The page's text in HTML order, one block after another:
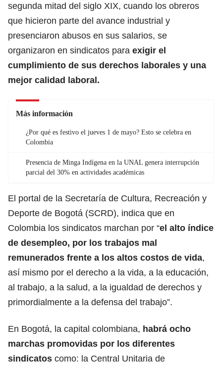
segunda mitad del siglo XIX, cuando los obreros
que hicieron parte del avance industrial y
presenciaron abusos en sus salarios, se
organizaron en sindicatos para exigir el
cumplimiento de sus derechos laborales y una
mejor calidad laboral.
Más información
¿Por qué es festivo el jueves 1 de mayo? Esto se celebra en
Colombia
Presencia de Minga Indígena en la UNAL genera interrupción
parcial del 30% en actividades académicas
El portal de la Secretaría de Cultura, Recreación y
Deporte de Bogotá (SCRD), indica que en
Colombia los sindicatos marchan por “el alto índice
de desempleo, por los trabajos mal
remunerados frente a los altos costos de vida,
así mismo por el derecho a la vida, a la educación,
al trabajo, a la salud, a la igualdad de derechos y
primordialmente a la defensa del trabajo”.
En Bogotá, la capital colombiana, habrá ocho
marchas promovidas por los diferentes
sindicatos como: la Central Unitaria de